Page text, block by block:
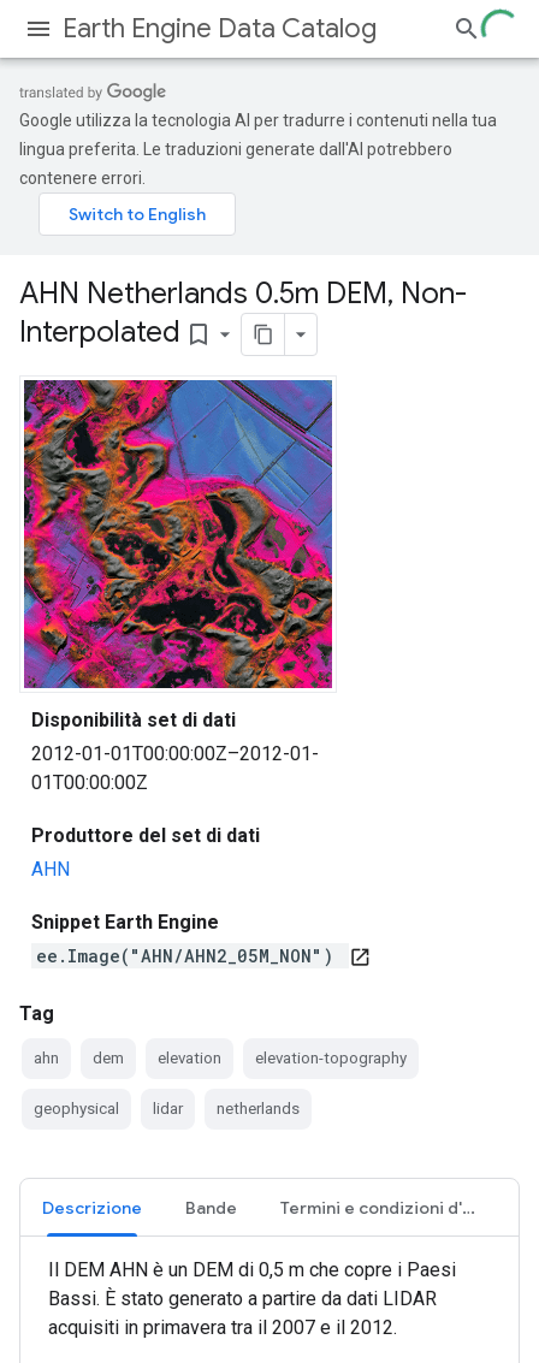
Earth Engine Data Catalog
Google utilizza la tecnologia AI per tradurre i contenuti nella tua
lingua preferita. Le traduzioni generate dall'AI potrebbero
contenere errori.
AHN Netherlands 0.5m DEM, Non-
Interpolated bookmark_border
Disponibilità set di dati
2012-01-01T00:00:00Z–2012-01-
01T00:00:00Z
Produttore del set di dati
AHN
Snippet Earth Engine
ee.Image("AHN/AHN2_05M_NON")
open_in_new
Tag
ahn dem elevation elevation-topography
geophysical lidar netherlands
Descrizione Bande Termini e condizioni d'uso
Il DEM AHN è un DEM di 0,5 m che copre i Paesi
Bassi. È stato generato a partire da dati LIDAR
acquisiti in primavera tra il 2007 e il 2012.